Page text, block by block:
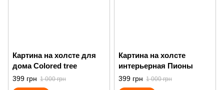
Картина на холсте для
дома Colored tree
399 грн 1 000 грн
Картина на холсте
интерьерная Пионы
399 грн 1 000 грн